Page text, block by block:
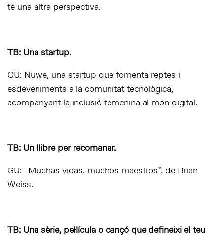
té una altra perspectiva.
TB: Una startup.
GU: Nuwe, una startup que fomenta reptes i
esdeveniments a la comunitat tecnològica,
acompanyant la inclusió femenina al món digital.
TB: Un llibre per recomanar.
GU: “Muchas vidas, muchos maestros”, de Brian
Weiss.
TB: Una sèrie, pel·lícula o cançó que defineixi el teu